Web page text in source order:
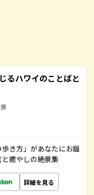
るハワイのことばと
き方」があなたにお届
癒やしの絶景集
詳細を見る